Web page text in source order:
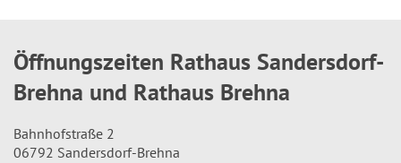
Öffnungszeiten Rathaus Sandersdorf-
Brehna und Rathaus Brehna
Bahnhofstraße 2
06792 Sandersdorf-Brehna